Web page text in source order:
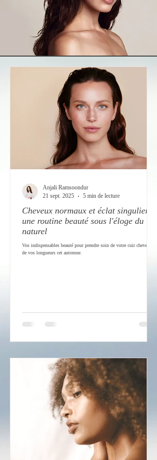
Cheveux normaux et éclat singulier,
une routine beauté sous l'éloge du
naturel
Vos indispensables beauté pour prendre soin de votre cuir chevelu et
de vos longueurs cet automne.
Anjali Ramsoondur
21 sept. 2025
5 min de lecture